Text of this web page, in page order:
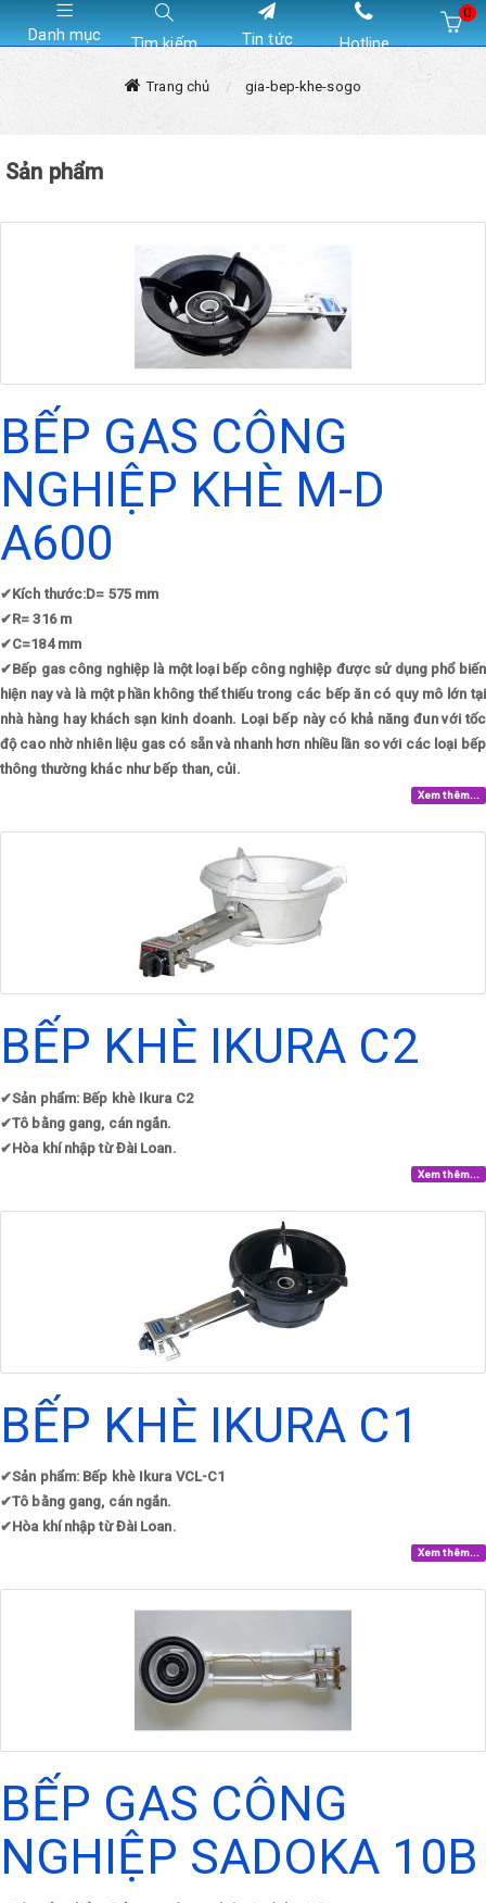
Danh mục Tìm kiếm Tin tức Hotline
0
Trang chủ gia-bep-khe-sogo
Sản phẩm
BẾP GAS CÔNG
NGHIỆP KHÈ M-D
A600
✔Kích thước:D= 575 mm
✔R= 316 m
✔C=184 mm
✔Bếp gas công nghiệp là một loại bếp công nghiệp được sử dụng phổ biến
hiện nay và là một phần không thể thiếu trong các bếp ăn có quy mô lớn tại
nhà hàng hay khách sạn kinh doanh. Loại bếp này có khả năng đun với tốc
độ cao nhờ nhiên liệu gas có sẵn và nhanh hơn nhiều lần so với các loại bếp
thông thường khác như bếp than, củi.
Xem thêm...
BẾP KHÈ IKURA C2
✔Sản phẩm: Bếp khè Ikura C2
✔Tô bằng gang, cán ngắn.
✔Hòa khí nhập từ Đài Loan.
Xem thêm...
BẾP KHÈ IKURA C1
✔Sản phẩm: Bếp khè Ikura VCL-C1
✔Tô bằng gang, cán ngắn.
✔Hòa khí nhập từ Đài Loan.​
Xem thêm...
BẾP GAS CÔNG
NGHIỆP SADOKA 10B